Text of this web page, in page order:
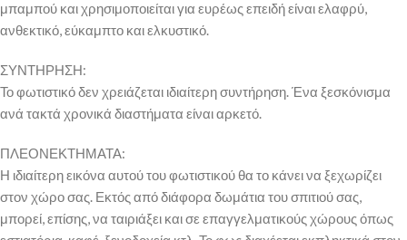
μπαμπού και χρησιμοποιείται για ευρέως επειδή είναι ελαφρύ,
ανθεκτικό, εύκαμπτο και ελκυστικό.
ΣΥΝΤΗΡΗΣΗ:
Το φωτιστικό δεν χρειάζεται ιδιαίτερη συντήρηση. Ένα ξεσκόνισμα
ανά τακτά χρονικά διαστήματα είναι αρκετό.
ΠΛΕΟΝΕΚΤΗΜΑΤΑ:
Η ιδιαίτερη εικόνα αυτού του φωτιστικού θα το κάνει να ξεχωρίζει
στον χώρο σας. Εκτός από διάφορα δωμάτια του σπιτιού σας,
μπορεί, επίσης, να ταιριάξει και σε επαγγελματικούς χώρους όπως